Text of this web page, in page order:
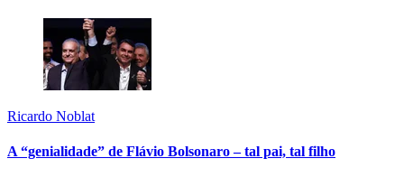
Ricardo Noblat
A “genialidade” de Flávio Bolsonaro – tal pai, tal filho